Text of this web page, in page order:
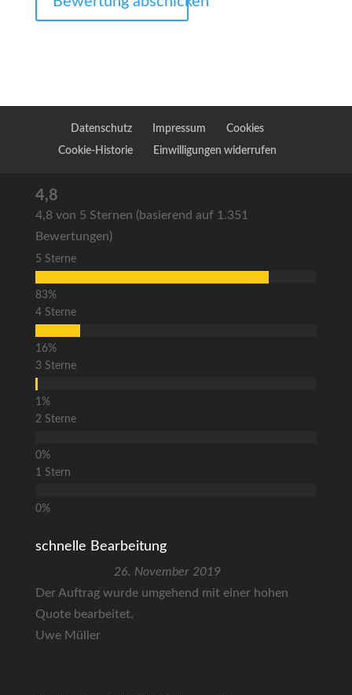
Datenschutz Impressum
Cookies
Cookie-Historie
Einwilligungen widerrufen
4,8
4,8 von 5 Sternen (basierend auf 1.351
Bewertungen)
5 Sterne
4 Sterne
3 Sterne
2 Sterne
1 Stern
schnelle Bearbeitung
26. November 2019
Der Auftrag wurde umgehend mit einer hohen
Quote bearbeitet.
Uwe Müller